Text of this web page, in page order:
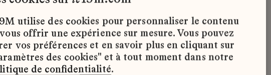
d’emploi disponibles pour le moment.
utilise des cookies pour personnaliser le contenu
offrir une expérience sur mesure. Vous pouvez
vos préférences et en savoir plus en cliquant sur
des cookies" et à tout moment dans notre
de confidentialité.